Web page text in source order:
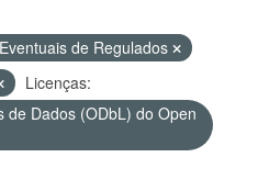
de Regulados
Licenças:
de Dados (ODbL) do Open